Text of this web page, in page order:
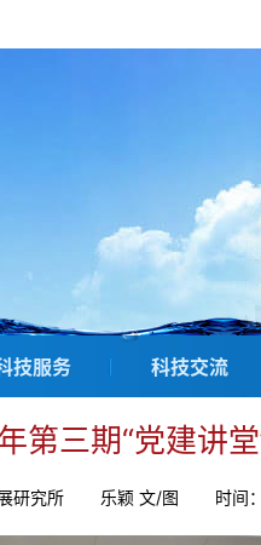
技服务 科技交流
第三期“党建讲堂
研究所 乐颖 文/图 时间